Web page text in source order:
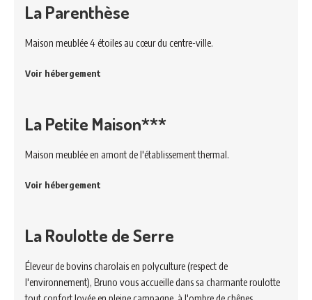
La Parenthèse
Maison meublée 4 étoiles au cœur du centre-ville.
Voir hébergement
La Petite Maison***
Maison meublée en amont de l'établissement thermal.
Voir hébergement
La Roulotte de Serre
Éleveur de bovins charolais en polyculture (respect de
l'environnement), Bruno vous accueille dans sa charmante roulotte